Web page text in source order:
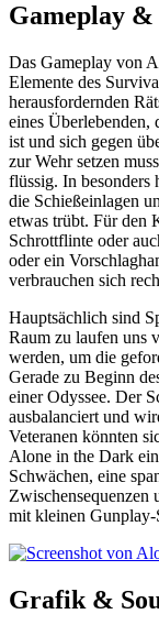
Gameplay &
Das Gameplay von
Elemente des
herausfordernden
eines Überlebenden,
ist und sich gegen
zur Wehr setzen
flüssig. In
die Schießeinlagen
etwas trübt. Für den
Schrottflinte oder
oder ein
verbrauchen sich
Hauptsächlich sind
Raum zu laufen uns
werden, um die
Gerade zu Beginn
einer Odyssee. Der
ausbalanciert und
Veteranen könnten
Alone in the Dark
Schwächen, eine
Zwischensequenzen
mit kleinen Gunplay-
Grafik &